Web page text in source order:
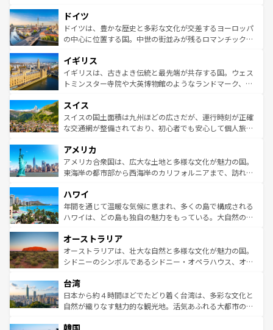
せる。地方によって風土や気候が異なるスペインはその個
性で訪れる人を魅了する。 なお、新着のスペイン情報は コ
ンテンツ一覧を参照してほしい。
で、幅広い魅力が詰まっている。華麗な宮殿、歴史的な大
聖堂、美しいビーチ、そして豊かな自然が、訪れる者を心
から魅了する。また、フランスは美食の国としても知ら
いる。シャンパンの発祥地であるランス、プロヴァンスの
香り高いラベンダー畑など、多彩な楽しみ方が可能だ。さ
らに、パリ以外の地域にも魅力が溢れており、どの街角に
れる地方に足を運ぶとそれぞれで全く異なる文化を体験で
きるだろう。 なお、新着のフランス情報はコンテンツ一覧
を参照してほしい。
ドイツ
ドイツは、豊かな歴史と多彩な文化が交差するヨーロッパ
の中心に位置する国。中世の街並みが残るロマンチック街
顔を持つこの国は、どこを歩いても飽きることがない。ベ
ルリンの文化的活気、バイエルン州のアルプスの絶景、そ
してライン川沿いのワイン畑といった風景は必見。ビール
は、お酒好きな人にはぜひ体験してほしい。 なお、新着の
ドイツ情報はコンテンツ一覧を参照してほしい。
イギリス
イギリスは、古きよき伝統と最先端が共存する国。ウェス
トミンスター寺院や大英博物館のようなランドマーク、歴
リアごとに異なる魅力がある。また、優雅なアフタヌーン
ティー、ビール好きにはたまらない英国パブ、サッカー観
戦など、本場だからこそできる体験も豊富。イギリスを旅
ンツ一覧を参照してほしい。
スイス
スイスの国土面積は九州ほどの広さだが、運行時刻が正確
な交通網が整備されており、初心者でも安心して個人旅行
の建物がそのまま残る町や、スイスならではのユニークな
博物館もあり、アルプス観光だけでなく町歩きも満喫する
ことができる。国民の所得が高いため物価も高いが、旅行
ば市内交通費無料で観光を楽しむこともできる。 なお、新
着のスイス情報はコンテンツ一覧 を参照してほしい。
アメリカ
アメリカ合衆国は、広大な土地と多様な文化が魅力の国。
東海岸の都市部から西海岸のカリフォルニアまで、訪れる
のような巨大都市は、観光、ショッピング、エンターテイ
ンメントが詰まった刺激的なスポットだ。一方、アメリカ
西部には大自然が広がり、グランドキャニオンやイエロー
部のニューオーリンズでは、音楽と美食が融合した独特の
文化が魅力。旅行者はアメリカの各地域で異なる魅力を楽
しみながら、その多様性と豊かな歴史を感じることができ
ならではの贅沢な旅のスタイルだ。 なお、新着のアメリカ
情報はコンテンツ一覧を参照してほしい。
ハワイ
年間を通じて温暖な気候に恵まれ、多くの島で構成される
ハワイは、どの島も独自の魅力をもっている。大自然の神
ワイ島は見逃せない。また、定番の観光地といえばオアフ
島だが、静かな自然を求めるならマウイ島やカウアイ島が
おすすめ。エメラルドグリーンに輝く海をはじめ、豊かな
れるおもてなしの心で訪れる人々を迎えてくれるハワイの
人々、おいしいローカルフードやハワイアンミュージッ
ク、伝統的なフラダンスなど、すべてがハワイの魅力を彩
ワイを、存分に味わってほしい。 なお、新着のハワイ情報
オーストラリア
オーストラリアは、壮大な自然と多様な文化が魅力の国。
シドニーのシンボルであるシドニー・オペラハウス、オー
リアリーフや大陸中央部にそびえるウルル（エアーズロッ
ク）、タスマニアの美しい原生林やケアンズの熱帯雨林な
ど、見どころがたくさん。また、カフェやワイン、オージ
いる。アクティビティも充実しており、サーフィンやダイ
台湾
日本から約４時間ほどでたどり着く台湾は、多彩な文化と
自然が織りなす魅力的な観光地。活気あふれる大都市の台
ン）、静ひつな山岳地帯である台湾東部など、都市の喧騒
韓国